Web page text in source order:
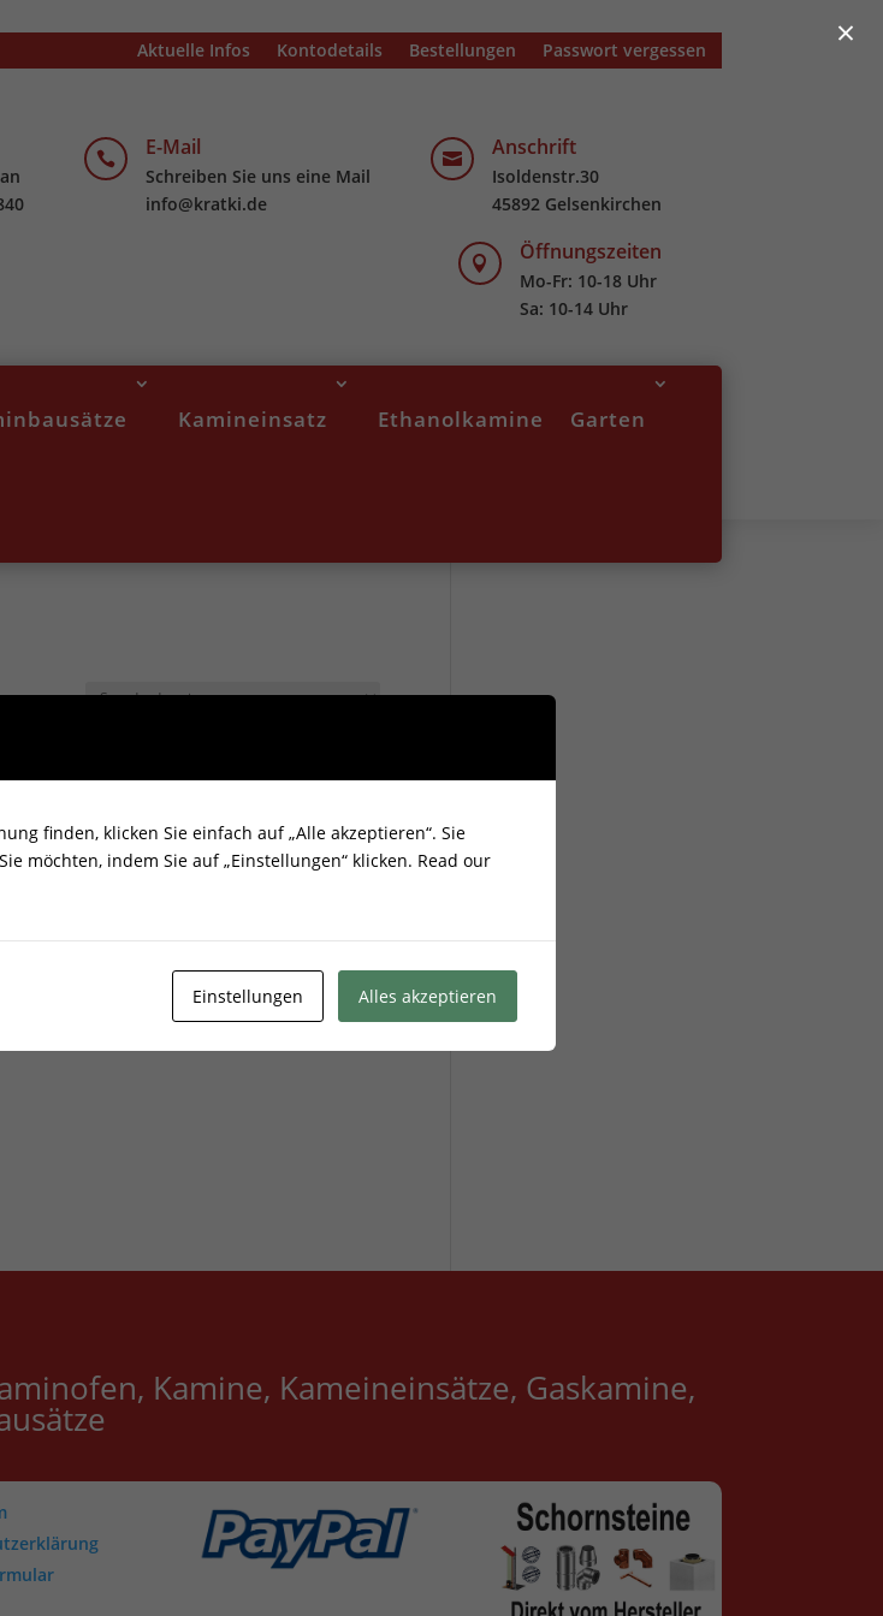
Aktuelle Infos Kontodetails Bestellungen Passwort vergessen
 E-Mail
Schreiben Sie uns eine Mail
info@kratki.de
 Anschrift
Isoldenstr.30
45892 Gelsenkirchen
 Öffnungszeiten
Mo-Fr: 10-18 Uhr
Sa: 10-14 Uhr
Kamineinsatz Ethanolkamine Garten
Kamine, Kameineinsätze, Gaskamine,
×
finden, klicken Sie einfach auf „Alle akzeptieren“. Sie
möchten, indem Sie auf „Einstellungen“ klicken. Read our
Einstellungen Alles akzeptieren